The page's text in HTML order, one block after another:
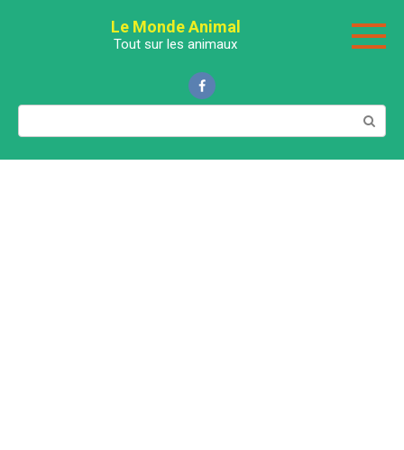
Le Monde Animal
Tout sur les animaux
Поиск: